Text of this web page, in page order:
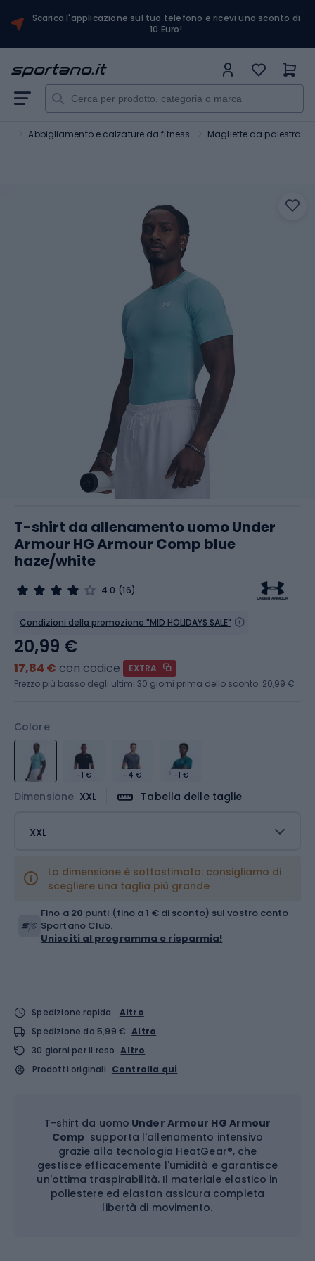
Scarica l'applicazione sul tuo telefono e ricevi uno sconto di
10 Euro!
Abbigliamento e calzature da fitness Magliette da palestra
T-shirt da allenamento uomo Under
Armour HG Armour Comp blue
haze/white
4.0 (16)
Condizioni della promozione "MID HOLIDAYS SALE"
Colore
-1 € -4 € -1 €
Dimensione XXL Tabella delle taglie
XXL
La dimensione è sottostimata: consigliamo di
scegliere una taglia più grande
20,99 €
17,84 € con codice
EXTRA
Prezzo più basso degli ultimi 30 giorni prima dello sconto: 20,99 €
Fino a 20 punti (fino a 1 € di sconto) sul vostro conto
Sportano Club.
Unisciti al programma e risparmia!
Spedizione rapida
Altro
Spedizione da 5,99 € Altro
30 giorni per il reso Altro
Prodotti originali Controlla qui
T-shirt da uomo Under Armour HG Armour
Comp supporta l'allenamento intensivo
grazie alla tecnologia HeatGear®, che
gestisce efficacemente l'umidità e garantisce
un'ottima traspirabilità. Il materiale elastico in
poliestere ed elastan assicura completa
libertà di movimento.